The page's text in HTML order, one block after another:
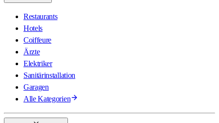
Restaurants
Hotels
Coiffeure
Ärzte
Elektriker
Sanitärinstallation
Garagen
Alle Kategorien